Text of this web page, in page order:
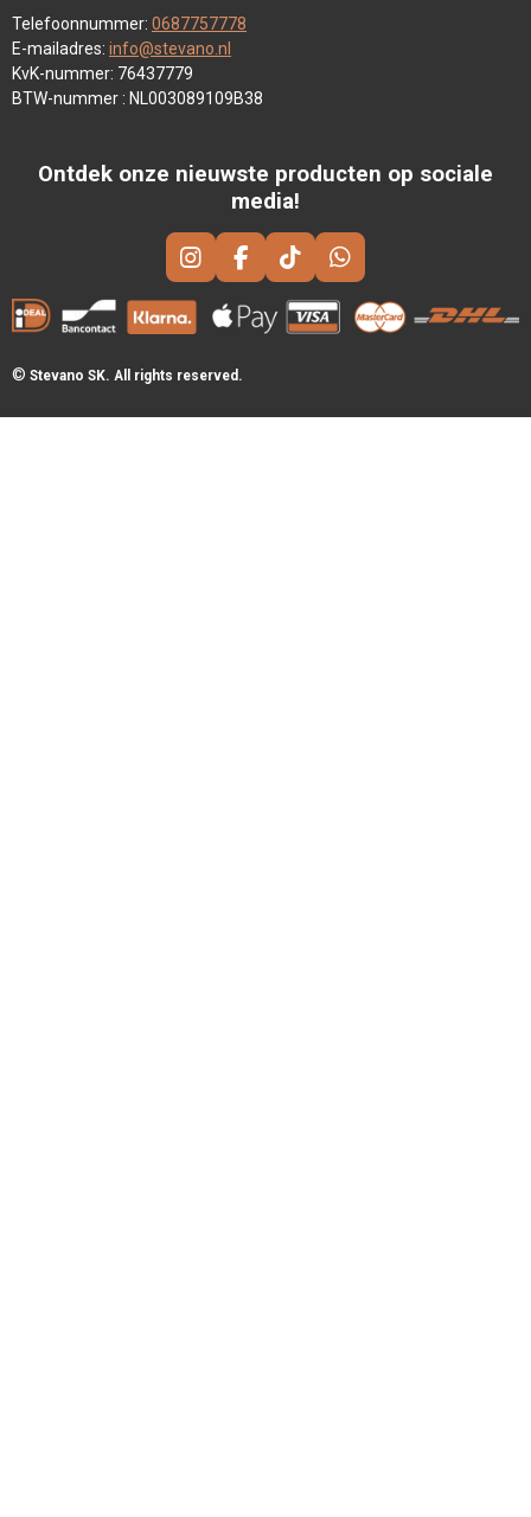
Telefoonnummer: 0687757778
E-mailadres: info@stevano.nl
KvK-nummer: 76437779
BTW-nummer : NL003089109B38
Ontdek onze nieuwste producten op sociale
media!
I
N
T
G
A
F
A
C
E
O
K
T
I
K
T
W
H
T
P
© Stevano SK. All rights reserved.